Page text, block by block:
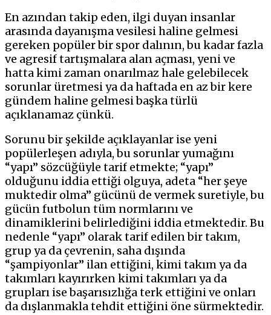
En azından takip eden, ilgi duyan insanlar
arasında dayanışma vesilesi haline gelmesi
gereken popüler bir spor dalının, bu kadar fazla
ve agresif tartışmalara alan açması, yeni ve
hatta kimi zaman onarılmaz hale gelebilecek
sorunlar üretmesi ya da haftada en az bir kere
gündem haline gelmesi başka türlü
açıklanamaz çünkü.
Sorunu bir şekilde açıklayanlar ise yeni
popülerleşen adıyla, bu sorunlar yumağını
“yapı” sözcüğüyle tarif etmekte; “yapı”
olduğunu iddia ettiği olguya, adeta “her şeye
muktedir olma” gücünü de vermek suretiyle, bu
gücün futbolun tüm normlarını ve
dinamiklerini belirlediğini iddia etmektedir. Bu
nedenle “yapı” olarak tarif edilen bir takım,
grup ya da çevrenin, saha dışında
“şampiyonlar” ilan ettiğini, kimi takım ya da
takımları kayırırken kimi takımları ya da
grupları ise başarısızlığa terk ettiğini ve onları
da dışlanmakla tehdit ettiğini öne sürmektedir.